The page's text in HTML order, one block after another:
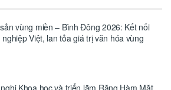
vùng miền – Bình Đông 2026: Kết nối
Việt, lan tỏa giá trị văn hóa vùng